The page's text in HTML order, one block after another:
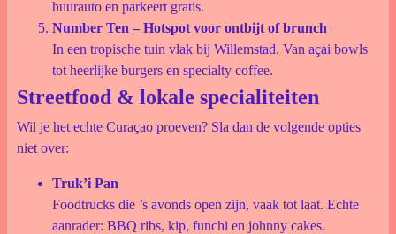
huurauto en parkeert gratis.
Number Ten – Hotspot voor ontbijt of brunch
In een tropische tuin vlak bij Willemstad. Van açai bowls
tot heerlijke burgers en specialty coffee.
Streetfood & lokale specialiteiten
Wil je het echte Curaçao proeven? Sla dan de volgende opties
niet over:
Truk’i Pan
Foodtrucks die ’s avonds open zijn, vaak tot laat. Echte
aanrader: BBQ ribs, kip, funchi en johnny cakes.